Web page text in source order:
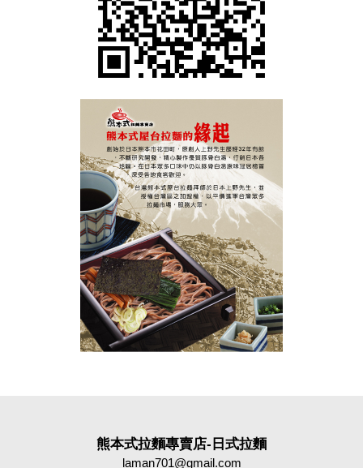
熊本式拉麵專賣店-日式拉麵
laman701@gmail.com